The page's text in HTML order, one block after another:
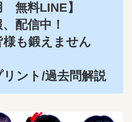
無料LINE】
配信中！
も鍛えません
ント/過去問解説